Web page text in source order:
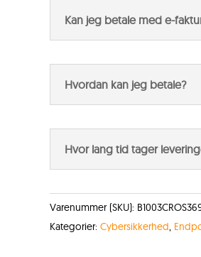
Kan jeg betale med e-
Hvordan kan jeg betale?
Hvor lang tid tager
Varenummer (SKU):
Kategorier: Cybersikkerhed,